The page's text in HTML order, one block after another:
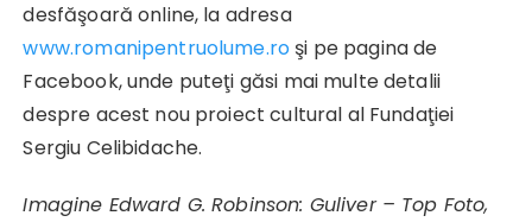
desfăşoară online, la adresa
www.romanipentruolume.ro şi pe pagina de
Facebook, unde puteţi găsi mai multe detalii
despre acest nou proiect cultural al Fundaţiei
Sergiu Celibidache.
Imagine Edward G. Robinson: Guliver – Top Foto,